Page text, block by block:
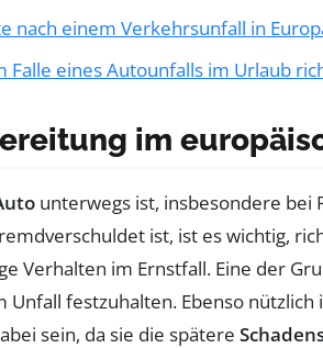
nach einem Verkehrsunfall in
Falle eines Autounfalls im Urlaub
im
unterwegs ist, insbesondere bei
ist, ist es wichtig,
Verhalten im Ernstfall. Eine der
Unfall festzuhalten. Ebenso nützlich
sein, da sie die spätere